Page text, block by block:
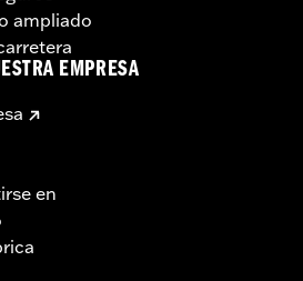
ampliado
EMPRESA
en